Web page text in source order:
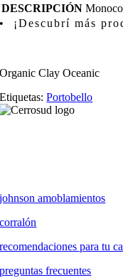
DESCRIPCIÓN
• ¡Descubrí más
Organic Clay Oceanic
Etiquetas:Portobello
johnson amoblamientos
corralón
recomendaciones para tu
preguntas frecuentes